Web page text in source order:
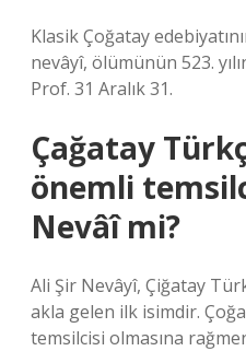
Klasik Çoğatay
nevâyî, ölümünün 523.
Prof. 31 Aralık 31.
Çağatay
önemli
Nevâî mi?
Ali Şir Nevâyî, Çiğatay
akla gelen ilk isimdir.
temsilcisi olmasına